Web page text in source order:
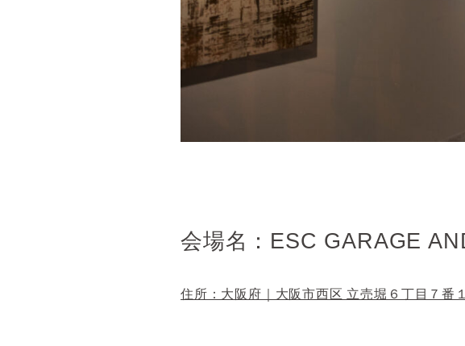
会場名：ESC GARAGE
住所：大阪府｜大阪市西区 立売堀６丁目７番